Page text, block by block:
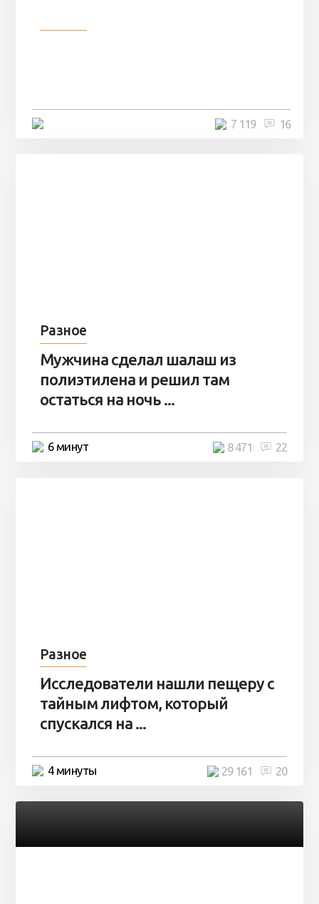
16
7 119
Разное
Мужчина сделал шалаш из
полиэтилена и решил там
остаться на ночь ...
6 минут 22
8 471
Разное
Исследователи нашли пещеру с
тайным лифтом, который
спускался на ...
4 минуты 20
29 161